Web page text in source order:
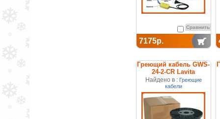
Сравнить
7175р.
Греющий кабель GWS-
24-2-CR Lavita
Найдено в : Греющие
кабели